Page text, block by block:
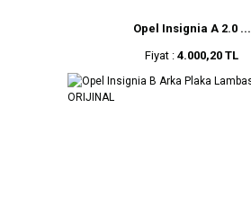
Opel Insignia A 2.0 ...
Fiyat : 4.000,20 TL